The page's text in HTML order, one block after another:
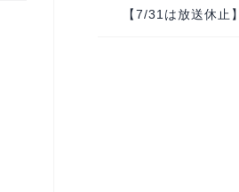
【7/31は放送休止】